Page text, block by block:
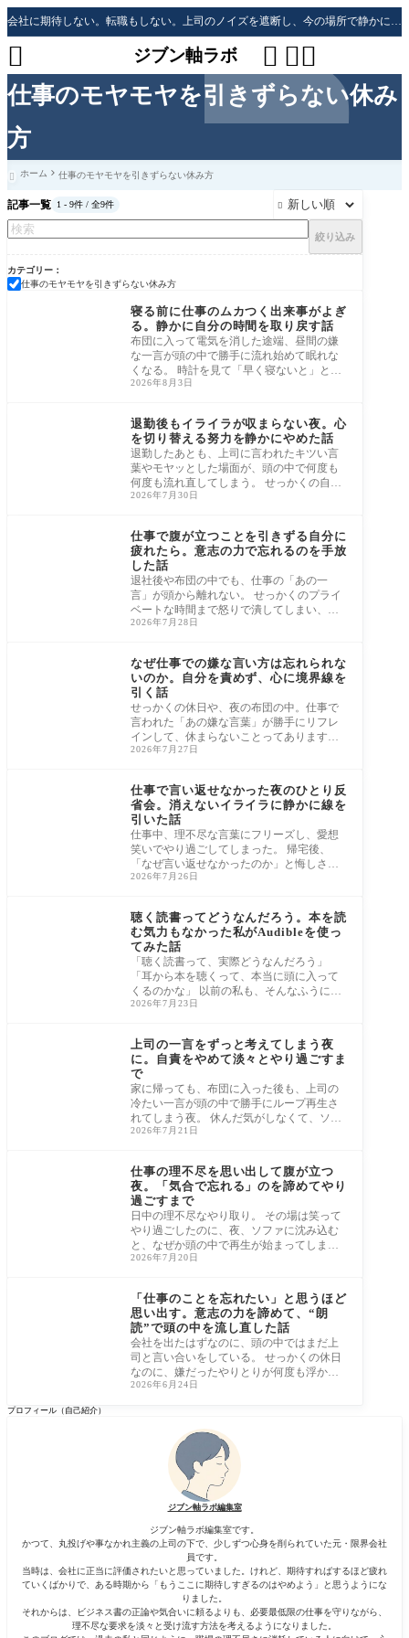
仕事のモヤモヤを引きずらない休み
方
会社に期待しない。転職もしない。上司のノイズを遮断し、今の場所で静かに生き残る「防衛戦略」
ジブン軸ラボ  

 ホーム 仕事のモヤモヤを引きずらない休み方
記事一覧 1 - 9件 / 全9件 
絞り込み
カテゴリー
仕事のモヤモヤを引きずらない休み方
仕事のモヤモヤを引き
寝る前に仕事のムカつく出来事がよぎ
る。静かに自分の時間を取り戻す話
布団に入って電気を消した途端、昼間の嫌
な一言が頭の中で勝手に流れ始めて眠れな
くなる。 時計を見て「早く寝ないと」と焦
るほ
2026年8月3日
退勤後もイライラが収まらない夜。心
を切り替える努力を静かにやめた話
退勤したあとも、上司に言われたキツい言
葉やモヤッとした場面が、頭の中で何度も
何度も流れ直してしまう。 せっかくの自分
の時
2026年7月30日
仕事で腹が立つことを引きずる自分に
疲れたら。意志の力で忘れるのを手放
した話
退社後や布団の中でも、仕事の「あの一
言」が頭から離れない。 せっかくのプライ
ベートな時間まで怒りで潰してしまい、
「いつま
2026年7月28日
なぜ仕事での嫌な言い方は忘れられな
いのか。自分を責めず、心に境界線を
引く話
せっかくの休日や、夜の布団の中。仕事で
言われた「あの嫌な言葉」が勝手にリフレ
インして、休まらないことってありますよ
ね。
2026年7月27日
仕事で言い返せなかった夜のひとり反
省会。消えないイライラに静かに線を
引いた話
仕事中、理不尽な言葉にフリーズし、愛想
笑いでやり過ごしてしまった。 帰宅後、
「なぜ言い返せなかったのか」と悔しさが
こみ上
2026年7月26日
聴く読書ってどうなんだろう。本を読
む気力もなかった私がAudibleを使っ
てみた話
「聴く読書って、実際どうなんだろう」
「耳から本を聴くって、本当に頭に入って
くるのかな」 以前の私も、そんなふうに疑
ってい
2026年7月23日
上司の一言をずっと考えてしまう夜
に。自責をやめて淡々とやり過ごすま
で
家に帰っても、布団に入った後も、上司の
冷たい一言が頭の中で勝手にループ再生さ
れてしまう夜。 休んだ気がしなくて、ソフ
ァか
2026年7月21日
仕事の理不尽を思い出して腹が立つ
夜。「気合で忘れる」のを諦めてやり
過ごすまで
日中の理不尽なやり取り。 その場は笑って
やり過ごしたのに、夜、ソファに沈み込む
と、なぜか頭の中で再生が始まってしまう
んで
2026年7月20日
「仕事のことを忘れたい」と思うほど
思い出す。意志の力を諦めて、“朗
読”で頭の中を流し直した話
会社を出たはずなのに、頭の中ではまだ上
司と言い合いをしている。 せっかくの休日
なのに、嫌だったやりとりが何度も浮かん
でき
2026年6月24日
プロフィール（自己紹介）
ジブン軸ラボ編集室
ジブン軸ラボ編集室です。
かつて、丸投げや事なかれ主義の上司の下で、少しずつ心身を削られていた元・限界会社
員です。
当時は、会社に正当に評価されたいと思っていました。けれど、期待すればするほど疲れ
ていくばかりで、ある時期から「もうここに期待しすぎるのはやめよう」と思うようにな
りました。
それからは、ビジネス書の正論や気合いに頼るよりも、必要最低限の仕事を守りながら、
理不尽な要求を淡々と受け流す方法を考えるようになりました。